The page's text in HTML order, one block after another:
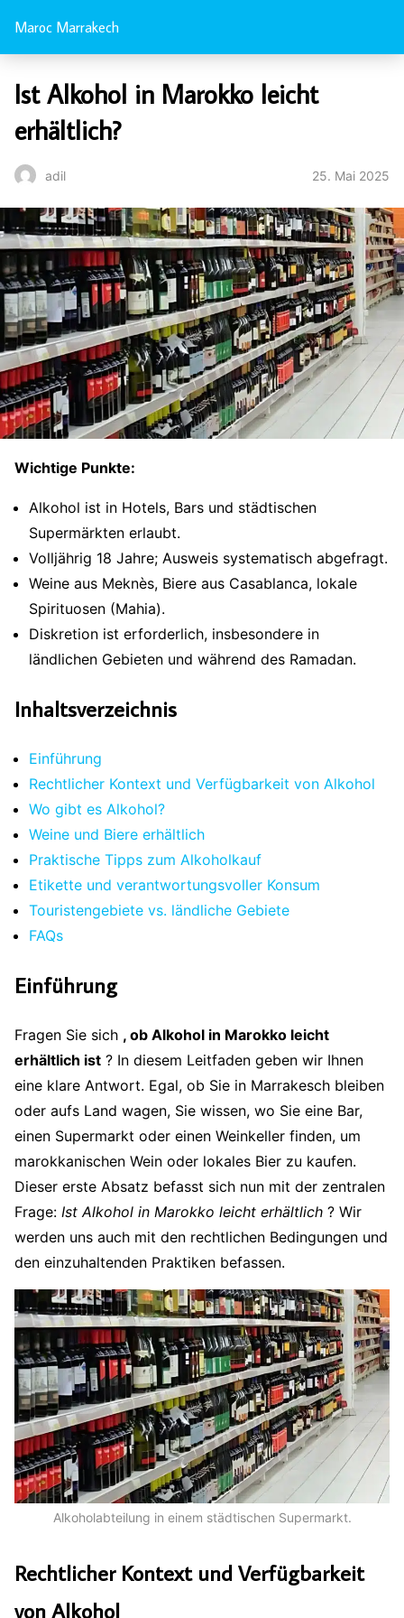
Maroc Marrakech
Ist Alkohol in Marokko leicht
erhältlich?
adil 25. Mai 2025
Wichtige Punkte:
Alkohol ist in Hotels, Bars und städtischen
Supermärkten erlaubt.
Volljährig 18 Jahre; Ausweis systematisch abgefragt.
Weine aus Meknès, Biere aus Casablanca, lokale
Spirituosen (Mahia).
Diskretion ist erforderlich, insbesondere in
ländlichen Gebieten und während des Ramadan.
Inhaltsverzeichnis
Einführung
Rechtlicher Kontext und Verfügbarkeit von Alkohol
Wo gibt es Alkohol?
Weine und Biere erhältlich
Praktische Tipps zum Alkoholkauf
Etikette und verantwortungsvoller Konsum
Touristengebiete vs. ländliche Gebiete
FAQs
Einführung
Fragen Sie sich , ob Alkohol in Marokko leicht
erhältlich ist ? In diesem Leitfaden geben wir Ihnen
eine klare Antwort. Egal, ob Sie in Marrakesch bleiben
oder aufs Land wagen, Sie wissen, wo Sie eine Bar,
einen Supermarkt oder einen Weinkeller finden, um
marokkanischen Wein oder lokales Bier zu kaufen.
Dieser erste Absatz befasst sich nun mit der zentralen
Frage: Ist Alkohol in Marokko leicht erhältlich ? Wir
werden uns auch mit den rechtlichen Bedingungen und
den einzuhaltenden Praktiken befassen.
Alkoholabteilung in einem städtischen Supermarkt.
Rechtlicher Kontext und Verfügbarkeit
von Alkohol